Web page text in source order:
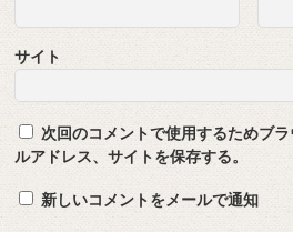
サイト
次回のコメントで使用するためブ
ルアドレス、サイトを保存する。
新しいコメントをメールで通知